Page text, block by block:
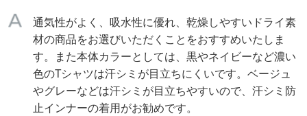
通気性がよく、吸水性に優れ、乾燥しやすいドライ素
材の商品をお選びいただくことをおすすめいたしま
す。また本体カラーとしては、黒やネイビーなど濃い
色のTシャツは汗シミが目立ちにくいです。ベージュ
やグレーなどは汗シミが目立ちやすいので、汗シミ防
止インナーの着用がお勧めです。